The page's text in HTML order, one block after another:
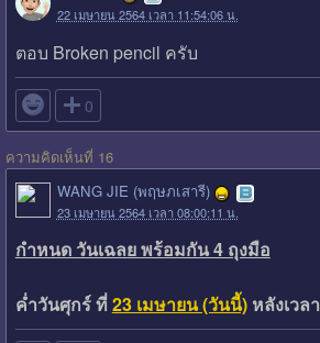
22 เมษายน 2564 เวลา 11:54:06 น.
ตอบ Broken pencil ครับ
 0
ความคิดเห็นที่ 16
WANG JIE (พฤษภเสารี)
23 เมษายน 2564 เวลา 08:00:11 น.
กำหนด วันเฉลย พร้อมกัน 4 ถุงมือ
ค่ำวันศุกร์ ที่23 เมษายน (วันนี้)หลังเวลา